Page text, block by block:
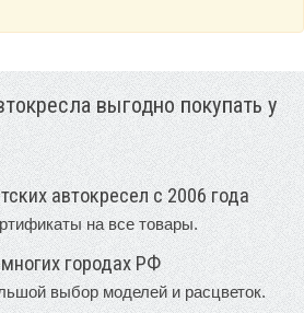
выгодно покупать у
автокресел с 2006 года
на все товары.
городах РФ
выбор моделей и расцветок.